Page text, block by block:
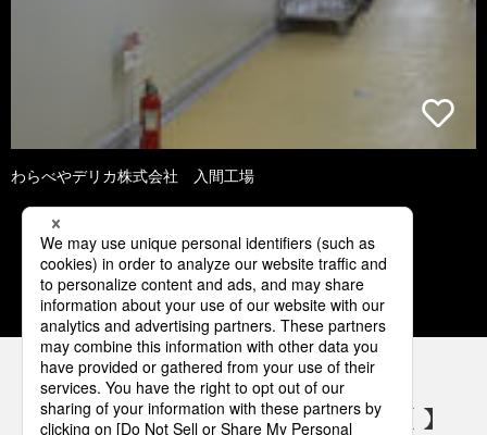
わらべやデリカ株式会社 入間工場
1 2 3 4 5
パナソニックの電気設備 SNSアカウント